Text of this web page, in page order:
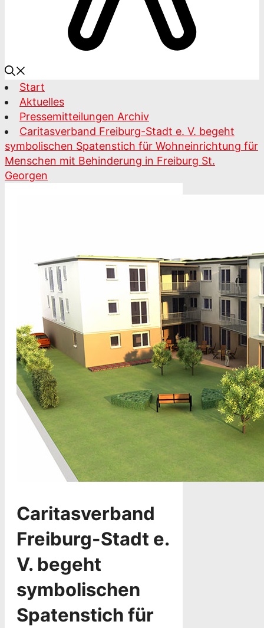
Start
Aktuelles
Pressemitteilungen Archiv
Caritasverband Freiburg-Stadt e. V. begeht
symbolischen Spatenstich für Wohneinrichtung für
Menschen mit Behinderung in Freiburg St.
Georgen
Caritasverband
Freiburg-Stadt e.
V. begeht
symbolischen
Spatenstich für